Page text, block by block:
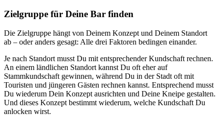
Zielgruppe für Deine Bar finden
Die Zielgruppe hängt von Deinem Konzept und Deinem Standort
ab – oder anders gesagt: Alle drei Faktoren bedingen einander.
Je nach Standort musst Du mit entsprechender Kundschaft rechnen.
An einem ländlichen Standort kannst Du oft eher auf
Stammkundschaft gewinnen, während Du in der Stadt oft mit
Touristen und jüngeren Gästen rechnen kannst. Entsprechend musst
Du wiederum Dein Konzept ausrichten und Deine Kneipe gestalten.
Und dieses Konzept bestimmt wiederum, welche Kundschaft Du
anlocken wirst.